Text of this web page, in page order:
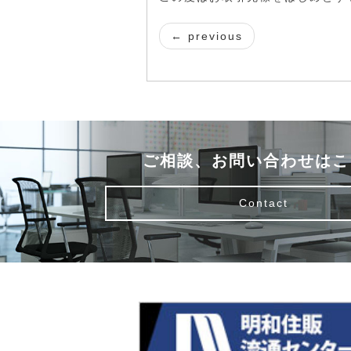
← previous
ご相談、お問い合わせは
Contact